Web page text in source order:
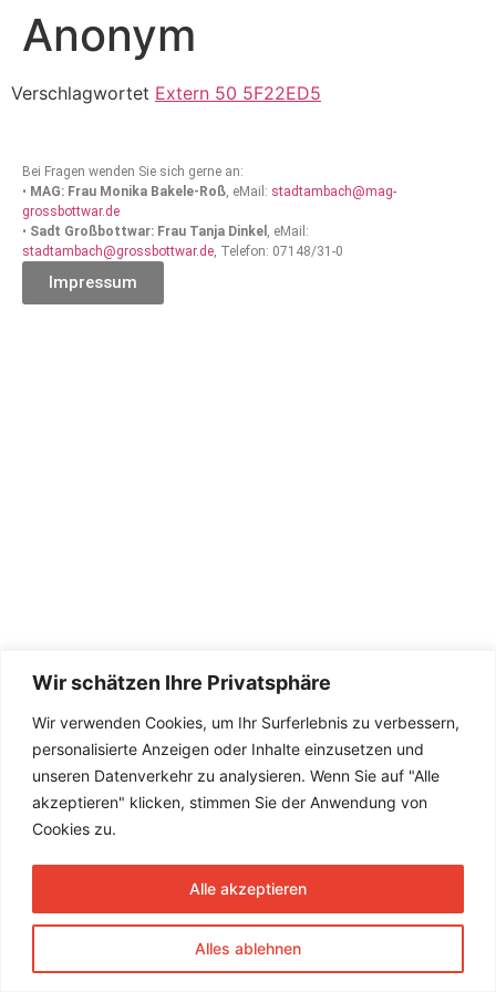
Wir schätzen Ihre Privatsphäre
Wir verwenden Cookies, um Ihr Surferlebnis zu verbessern,
personalisierte Anzeigen oder Inhalte einzusetzen und
unseren Datenverkehr zu analysieren. Wenn Sie auf "Alle
akzeptieren" klicken, stimmen Sie der Anwendung von
Cookies zu.
Alles ablehnen
Alle akzeptieren
Anonym
Verschlagwortet Extern 50 5F22ED5
Bei Fragen wenden Sie sich gerne an:
• MAG: Frau Monika Bakele-Roß, eMail: stadtambach@mag-
grossbottwar.de
• Sadt Großbottwar: Frau Tanja Dinkel , eMail:
stadtambach@grossbottwar.de, Telefon: 07148/31-0
Impressum